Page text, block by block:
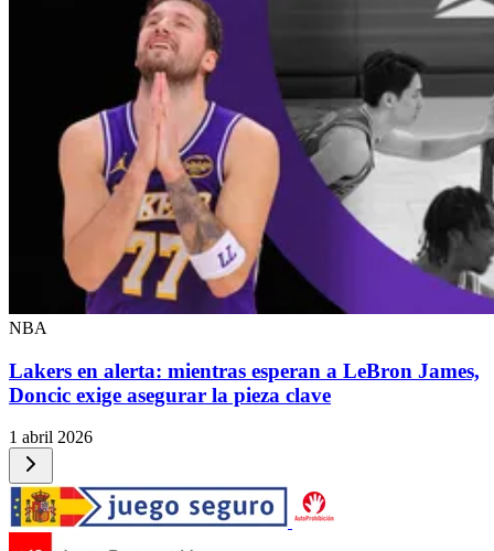
NBA
Lakers en alerta: mientras esperan a LeBron James,
Doncic exige asegurar la pieza clave
1 abril 2026